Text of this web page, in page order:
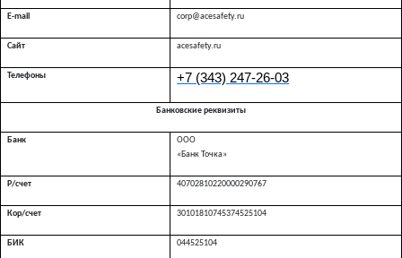
E-mail corp@acesafety.ru
Сайт acesafety.ru
Телефоны +7 (343) 247-26-03
Банковские реквизиты
Банк
ООО
«Банк Точка»
Р/счет 40702810220000290767
Кор/счет 30101810745374525104
БИК 044525104